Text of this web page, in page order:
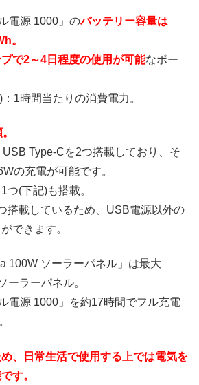
電源 1000」のバッテリー容量は
。
で2～4日程度の使用が可能なポー
1時間当たりの消費電力。
Type-Cを2つ搭載しており、そ
の充電が可能です。
つ(下記)も搭載。
搭載しているため、USB電源以外の
できます。
100W ソーラーパネル」は最大
ーラーパネル。
電源 1000」を約17時間でフル充電
、日常生活で使用する上では電気を
す。